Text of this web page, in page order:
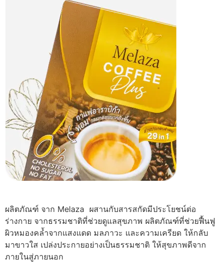
ผลิตภัณฑ์ จาก Melaza ผสานกับสารสกัดมีประโยชน์ต่อ
ร่างกาย จากธรรมชาติที่ช่วยดูแลสุขภาพ ผลิตภัณฑ์ที่ช่วยฟื้นฟู
ผิวหมองคล้ำจากแสงแดด มลภาวะ และความเครียด ให้กลับ
มาขาวใส เปล่งประกายอย่างเป็นธรรมชาติ ให้สุขภาพดีจาก
ภายในสู่ภายนอก